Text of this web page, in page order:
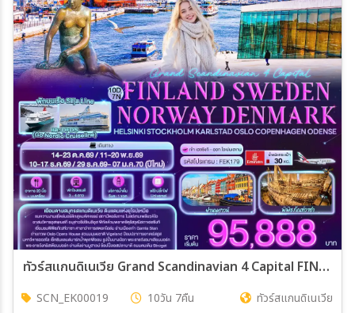
ทัวร์สแกนดิเนเวีย Grand Scandinavian 4 Capital FINLAND SWEDEN NAORWAY DENMARK Helsinki Stockholm Karlstad Oslo Copenhagen Odense 10วัน 7คืน (EK)
SCN_EK00019 10วัน 7คืน ทัวร์สแกนดิเนเวีย